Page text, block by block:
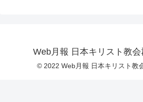
Web月報 日本キリスト教
© 2022 Web月報 日本キリスト教